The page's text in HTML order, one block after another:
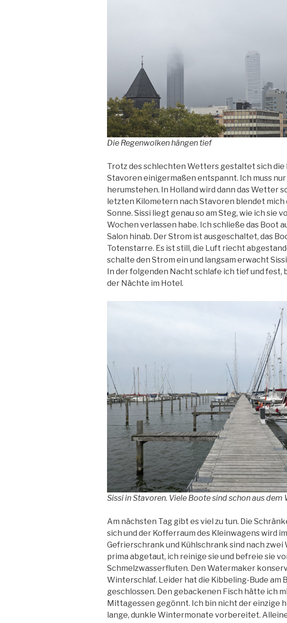
Die Regenwolken hängen tief
Trotz des schlechten Wetters gestaltet sich die
Stavoren einigermaßen entspannt. Ich muss nur
herumstehen. In Holland wird dann das Wetter
letzten Kilometern nach Stavoren blendet
Sonne. Sissi liegt genau so am Steg, wie ich sie
Wochen verlassen habe. Ich schließe das Boot
Salon hinab. Der Strom ist ausgeschaltet, das
Totenstarre. Es ist still, die Luft riecht
schalte den Strom ein und langsam erwacht
In der folgenden Nacht schlafe ich tief und fest,
der Nächte im Hotel.
Sissi in Stavoren. Viele Boote sind schon aus dem
Am nächsten Tag gibt es viel zu tun. Die
sich und der Kofferraum des Kleinwagens wird
Gefrierschrank und Kühlschrank sind nach zwei
prima abgetaut, ich reinige sie und befreie sie
Schmelzwasserfluten. Den Watermaker
Winterschlaf. Leider hat die Kibbeling-Bude am
geschlossen. Den gebackenen Fisch hätte ich
Mittagessen gegönnt. Ich bin nicht der einzige
lange, dunkle Wintermonate vorbereitet.